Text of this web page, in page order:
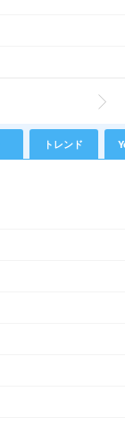
トレンド